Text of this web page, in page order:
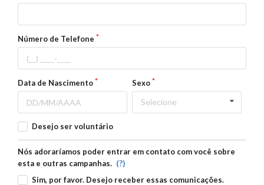
Número de Telefone
Data de Nascimento Sexo
Selecione
Desejo ser voluntário
Nós adoraríamos poder entrar em contato com você sobre
esta e outras campanhas. (?)
Sim, por favor. Desejo receber essas comunicações.